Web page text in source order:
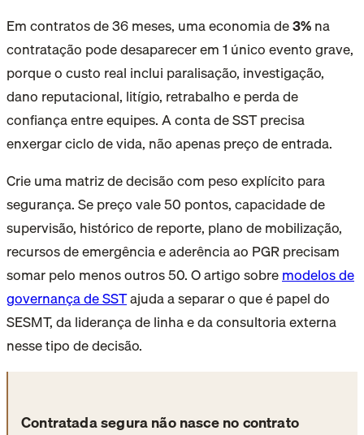
Em contratos de 36 meses, uma economia de3%na
contratação pode desaparecer em 1 único evento grave,
porque o custo real inclui paralisação, investigação,
dano reputacional, litígio, retrabalho e perda de
confiança entre equipes. A conta de SST precisa
enxergar ciclo de vida, não apenas preço de entrada.
Crie uma matriz de decisão com peso explícito para
segurança. Se preço vale 50 pontos, capacidade de
supervisão, histórico de reporte, plano de mobilização,
recursos de emergência e aderência ao PGR precisam
somar pelo menos outros 50. O artigo sobremodelos de
governança de SSTajuda a separar o que é papel do
SESMT, da liderança de linha e da consultoria externa
nesse tipo de decisão.
Contratada segura não nasce no contrato